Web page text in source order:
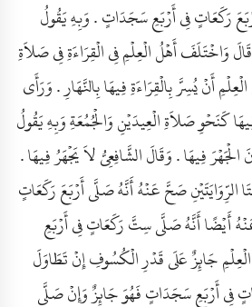
رَكَعَاتٍ فِي أَرْبَعِ سَجَدَاتٍ . وَبِهِ يَقُولُ
وَاخْتَلَفَ أَهْلُ الْعِلْمِ فِي الْقِرَاءَةِ فِي صَلاَةِ
أَنْ يُسِرَّ بِالْقِرَاءَةِ فِيهَا بِالنَّهَارِ . وَرَأَى
كَنَحْوِ صَلاَةِ الْعِيدَيْنِ وَالْجُمُعَةِ وَبِهِ يَقُولُ
فِيهَا . وَقَالَ الشَّافِعِيُّ لاَ يَجْهَرُ فِيهَا .
صَحَّ عَنْهُ أَنَّهُ صَلَّى أَرْبَعَ رَكَعَاتٍ
أَيْضًا أَنَّهُ صَلَّى سِتَّ رَكَعَاتٍ فِي أَرْبَعِ
جَائِزٌ عَلَى قَدْرِ الْكُسُوفِ إِنْ تَطَاوَلَ
أَرْبَعِ سَجَدَاتٍ فَهُوَ جَائِزٌ وَإِنْ صَلَّى